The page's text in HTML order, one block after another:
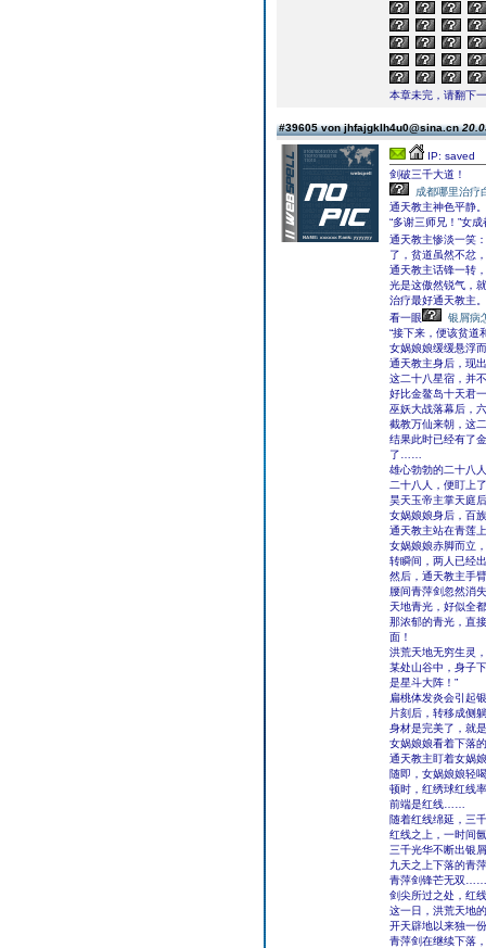
本章未完，请翻下
#39605 von jhfajgklh4u0@sina.cn
IP: saved
剑破三千大道！
成都哪里治疗
通天教主神色平静。
“多谢三师兄！”女
通天教主惨淡一笑：
了，贫道虽然不忿
通天教主话锋一转
光是这傲然锐气，
治疗最好通天教主。
看一眼
银屑病
“接下来，便该贫道
女娲娘娘缓缓悬浮
通天教主身后，现
这二十八星宿，并
好比金鳌岛十天君
巫妖大战落幕后，
截教万仙来朝，这
结果此时已经有了
了……
雄心勃勃的二十八
二十八人，便盯上
昊天玉帝主掌天庭
女娲娘娘身后，百
通天教主站在青莲
女娲娘娘赤脚而立
转瞬间，两人已经
然后，通天教主手
腰间青萍剑忽然消
天地青光，好似全
那浓郁的青光，直
面！
洪荒天地无穷生灵
某处山谷中，身子
是星斗大阵！”
扁桃体发炎会引起
片刻后，转移成侧
身材是完美了，就
女娲娘娘看着下落
通天教主盯着女娲
随即，女娲娘娘轻
顿时，红绣球红线
前端是红线……
随着红线绵延，三
红线之上，一时间
三千光华不断出银
九天之上下落的青
青萍剑锋芒无双……
剑尖所过之处，红
这一日，洪荒天地
开天辟地以来独一
青萍剑在继续下落